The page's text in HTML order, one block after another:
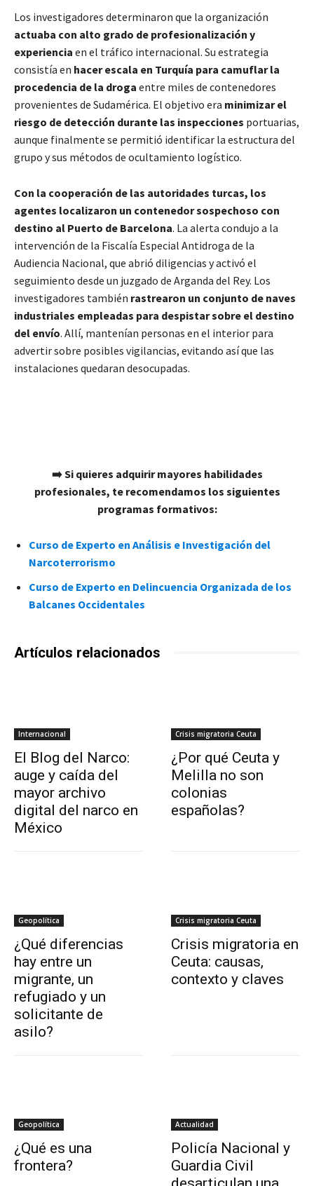
Los investigadores determinaron que la organización
actuaba con alto grado de profesionalización y
experiencia en el tráfico internacional. Su estrategia
consistía en hacer escala en Turquía para camuflar la
procedencia de la droga entre miles de contenedores
provenientes de Sudamérica. El objetivo era minimizar el
riesgo de detección durante las inspecciones portuarias,
aunque finalmente se permitió identificar la estructura del
grupo y sus métodos de ocultamiento logístico.
Con la cooperación de las autoridades turcas, los
agentes localizaron un contenedor sospechoso con
destino al Puerto de Barcelona. La alerta condujo a la
intervención de la Fiscalía Especial Antidroga de la
Audiencia Nacional, que abrió diligencias y activó el
seguimiento desde un juzgado de Arganda del Rey. Los
investigadores también rastrearon un conjunto de naves
industriales empleadas para despistar sobre el destino
del envío. Allí, mantenían personas en el interior para
advertir sobre posibles vigilancias, evitando así que las
instalaciones quedaran desocupadas.
➡️ Si quieres adquirir mayores habilidades
profesionales, te recomendamos los siguientes
programas formativos:
Curso de Experto en Análisis e Investigación del
Narcoterrorismo
Curso de Experto en Delincuencia Organizada de los
Balcanes Occidentales
Artículos relacionados
Internacional
El Blog del Narco:
auge y caída del
mayor archivo
digital del narco en
México
Crisis migratoria Ceuta
¿Por qué Ceuta y
Melilla no son
colonias
españolas?
Geopolítica
¿Qué diferencias
hay entre un
migrante, un
refugiado y un
solicitante de
asilo?
Crisis migratoria Ceuta
Crisis migratoria en
Ceuta: causas,
contexto y claves
Geopolítica
¿Qué es una
frontera?
Actualidad
Policía Nacional y
Guardia Civil